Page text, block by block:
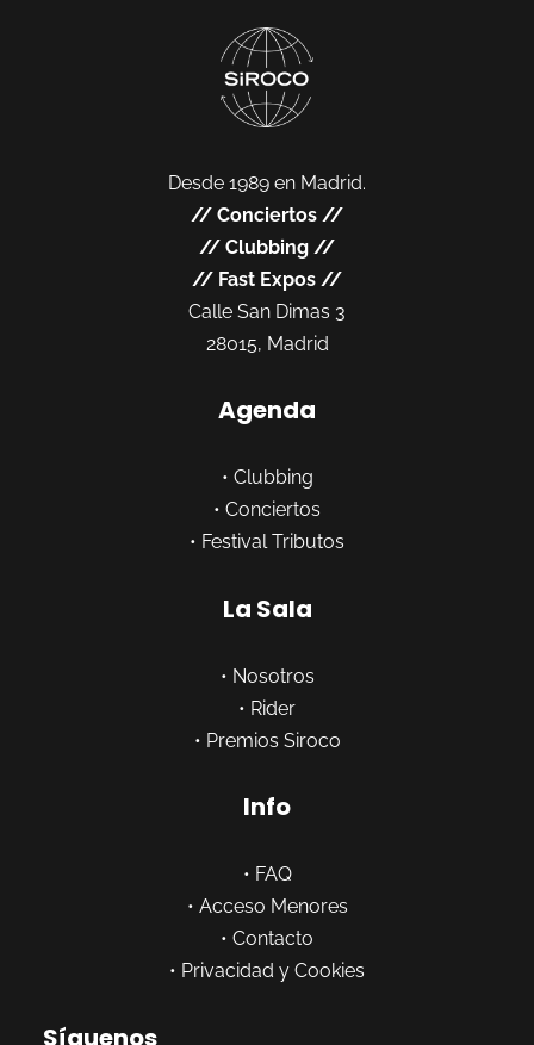
Desde 1989 en Madrid.
// Conciertos //
// Clubbing //
// Fast Expos //
Calle San Dimas 3
28015, Madrid
Agenda
• Clubbing
• Conciertos
• Festival Tributos
La Sala
• Nosotros
• Rider
• Premios Siroco
Info
• FAQ
• Acceso Menores
• Contacto
• Privacidad y Cookies
Síguenos